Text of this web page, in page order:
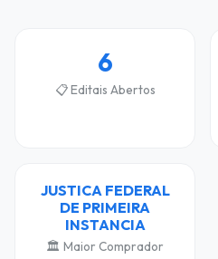
6
📋 Editais Abertos
JUSTICA FEDERAL
DE PRIMEIRA
INSTANCIA
🏛️ Maior Comprador